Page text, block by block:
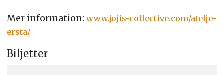
Mer information: www.jojis-collective.com/atelje-
ersta/
Biljetter